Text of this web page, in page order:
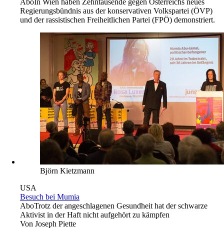
AboIn Wien haben Zehntausende gegen Österreichs neues
Regierungsbündnis aus der konservativen Volkspartei (ÖVP)
und der rassistischen Freiheitlichen Partei (FPÖ) demonstriert.
Björn Kietzmann
USA
Besuch bei Mumia
AboTrotz der angeschlagenen Gesundheit hat der schwarze
Aktivist in der Haft nicht aufgehört zu kämpfen
Von Joseph Piette